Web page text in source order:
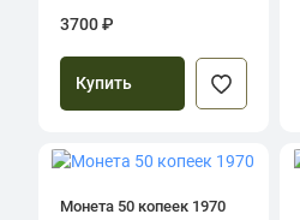
3700 ₽
Купить
Монета 50 копеек 1970